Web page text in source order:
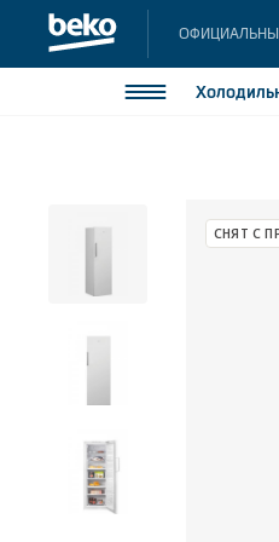
Стиральные и
Климатическая техника
СНЯТ С